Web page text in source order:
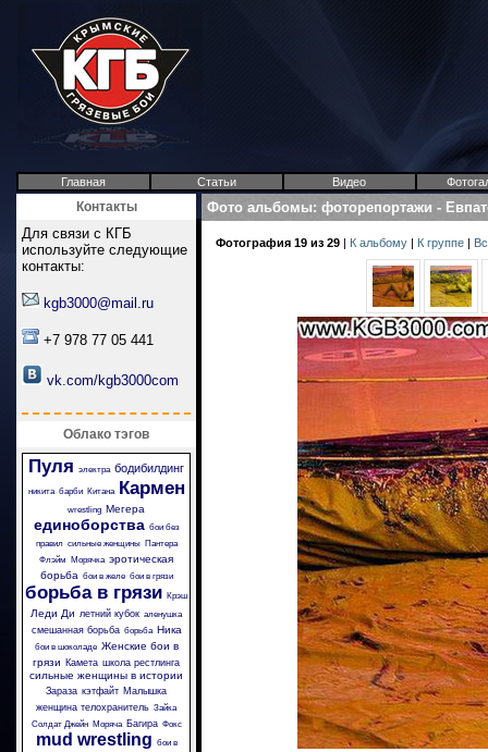
Главная Статьи Видео
Контакты
Для связи с КГБ
используйте следующие
контакты:
kgb3000@mail.ru
+7 978 77 05 441
vk.com/kgb3000com
Облако тэгов
Пуля электра бодибилдинг
никита барби Китана Кармен
wrestling Мегера
единоборства бои без
правил сильные женщины
Пантера
Флэйм
Морячка эротическая
борьба бои в желе бои в грязи
борьба в грязи Крэш
Леди Ди летний кубок аленушка
смешанная борьба борьба Ника
бои в шоколаде Женские бои в
грязи Камета школа рестлинга
сильные женщины в истории
Зараза кэтфайт Малышка
женщина телохранитель Зайка
Солдат Джейн
Моряча Багира Фокс
mud wrestling бои в
Фото альбомы: фоторепортажи -
Фотография 19 из 29 | К альбому | К группе |